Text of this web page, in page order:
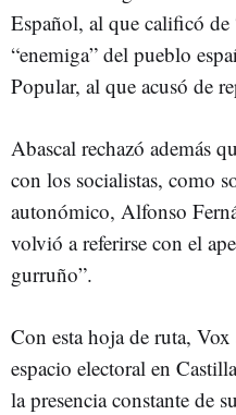
Español, al que calificó de
“enemiga” del pueblo
Popular, al que acusó de
Abascal rechazó además
con los socialistas, como
autonómico, Alfonso
volvió a referirse con el
gurruño”.
Con esta hoja de ruta,
espacio electoral en
la presencia constante de